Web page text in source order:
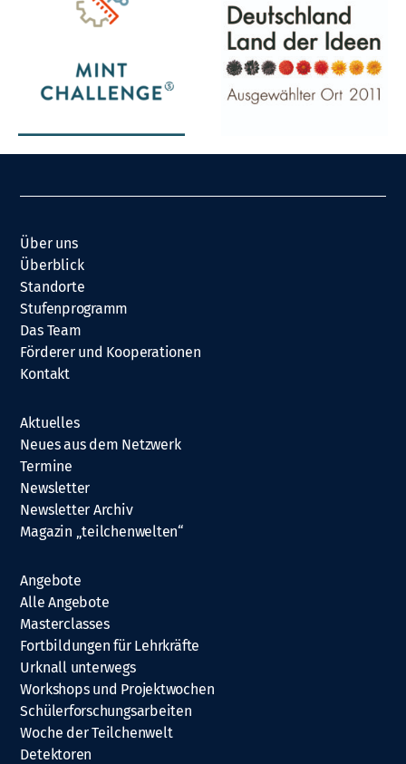
Über uns
Überblick
Standorte
Stufenprogramm
Das Team
Förderer und Kooperationen
Kontakt
Aktuelles
Neues aus dem Netzwerk
Termine
Newsletter
Newsletter Archiv
Magazin „teilchenwelten“
Angebote
Alle Angebote
Masterclasses
Fortbildungen für Lehrkräfte
Urknall unterwegs
Workshops und Projektwochen
Schülerforschungsarbeiten
Woche der Teilchenwelt
Detektoren